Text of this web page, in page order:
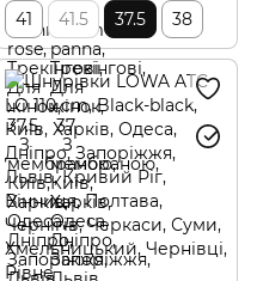
41
41.5 37.5 38